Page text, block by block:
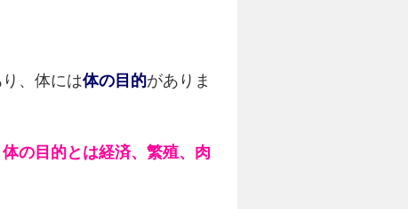
、体には体の目的がありま
体の目的とは経済、繁殖、肉